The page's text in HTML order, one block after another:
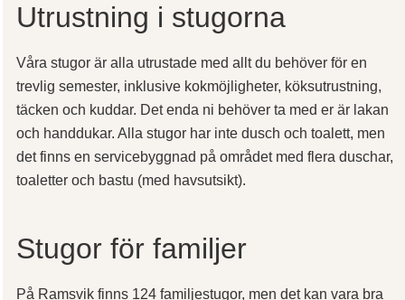
Utrustning i stugorna
Våra stugor är alla utrustade med allt du behöver för en
trevlig semester, inklusive kokmöjligheter, köksutrustning,
täcken och kuddar. Det enda ni behöver ta med er är lakan
och handdukar. Alla stugor har inte dusch och toalett, men
det finns en servicebyggnad på området med flera duschar,
toaletter och bastu (med havsutsikt).
Stugor för familjer
På Ramsvik finns 124 familjestugor, men det kan vara bra